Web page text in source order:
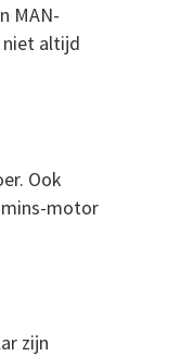
MAN-
niet altijd
Ook
motor
zijn